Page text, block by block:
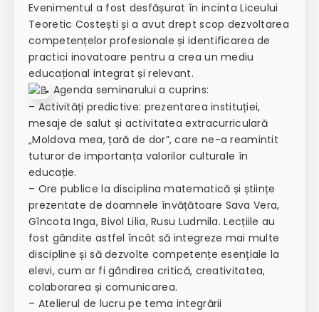
Evenimentul a fost desfășurat în incinta Liceului
Teoretic Costești și a avut drept scop dezvoltarea
competențelor profesionale și identificarea de
practici inovatoare pentru a crea un mediu
educațional integrat și relevant.
Agenda seminarului a cuprins:
– Activități predictive: prezentarea instituției,
mesaje de salut și activitatea extracurriculară
„Moldova mea, țară de dor”, care ne-a reamintit
tuturor de importanța valorilor culturale în
educație.
– Ore publice la disciplina matematică și științe
prezentate de doamnele învățătoare Sava Vera,
Gîncota Inga, Bivol Lilia, Rusu Ludmila. Lecțiile au
fost gândite astfel încât să integreze mai multe
discipline și să dezvolte competențe esențiale la
elevi, cum ar fi gândirea critică, creativitatea,
colaborarea și comunicarea.
– Atelierul de lucru pe tema integrării